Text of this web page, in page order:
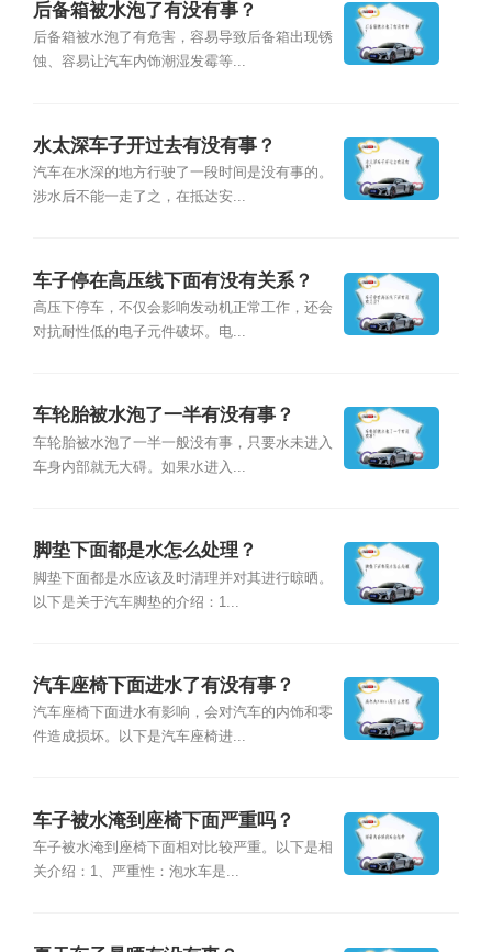
后备箱被水泡了有没有事？
后备箱被水泡了有危害，容易导致后备箱出现锈
蚀、容易让汽车内饰潮湿发霉等...
水太深车子开过去有没有事？
汽车在水深的地方行驶了一段时间是没有事的。
涉水后不能一走了之，在抵达安...
车子停在高压线下面有没有关系？
高压下停车，不仅会影响发动机正常工作，还会
对抗耐性低的电子元件破坏。电...
车轮胎被水泡了一半有没有事？
车轮胎被水泡了一半一般没有事，只要水未进入
车身内部就无大碍。如果水进入...
脚垫下面都是水怎么处理？
脚垫下面都是水应该及时清理并对其进行晾晒。
以下是关于汽车脚垫的介绍：1...
汽车座椅下面进水了有没有事？
汽车座椅下面进水有影响，会对汽车的内饰和零
件造成损坏。以下是汽车座椅进...
车子被水淹到座椅下面严重吗？
车子被水淹到座椅下面相对比较严重。以下是相
关介绍：1、严重性：泡水车是...